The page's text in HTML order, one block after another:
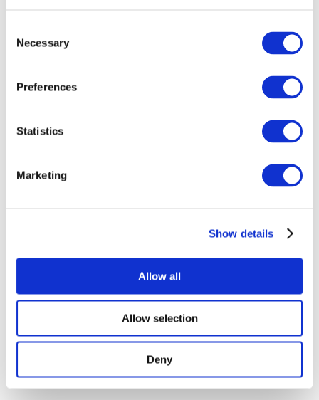
Selection
Necessary
Preferences
Statistics
Marketing
Show details
Allow all
Allow selection
Deny
Összes
Concertos